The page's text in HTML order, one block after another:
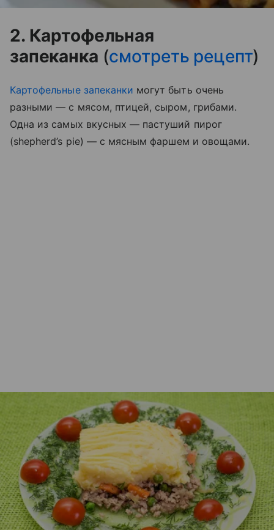
2. Картофельная
запеканка (смотреть рецепт)
Картофельные запеканки могут быть очень
разными — с мясом, птицей, сыром, грибами.
Одна из самых вкусных — пастуший пирог
(shepherd’s pie) — с мясным фаршем и овощами.